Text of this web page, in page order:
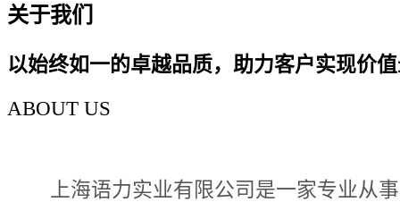
关于我们
以始终如一的卓越品质，助力客户实现价
ABOUT US
上海语力实业有限公司是一家专业从